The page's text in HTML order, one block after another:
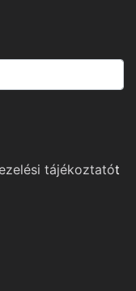
tájékoztatót